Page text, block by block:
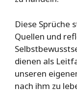
Diese Sprüche
Quellen und
dienen als
unseren
nach ihm zu